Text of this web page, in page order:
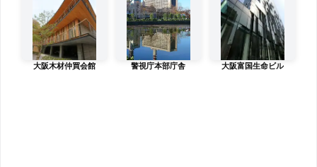
大阪木材仲買会館 警視庁本部庁舎 大阪富国生命ビル